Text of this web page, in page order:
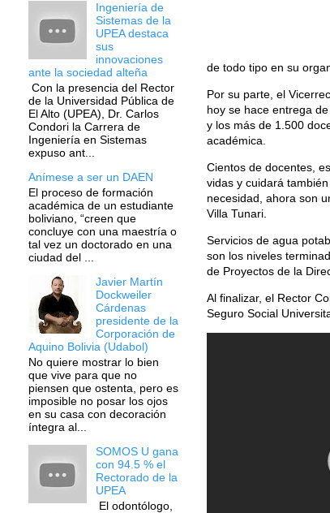
de todo tipo en su
Por su parte, el
hoy se hace entrega
y los más de 1.500
académica.
Cientos de docentes,
vidas y cuidará
necesidad, ahora son
Villa Tunari.
Servicios de agua
son los niveles
de Proyectos de la
Al finalizar, el Rector
Seguro Social
Ingeniería de
Sistemas de la
UPEA destaca
sus
innovaciones
ante la sociedad alteña
Con la presencia del Rector
de la Universidad Pública de
El Alto (UPEA), Dr. Carlos
Condori la Carrera de
Ingeniería en Sistemas
expuso ant...
Anímese a ser un DAEN
El proceso de formación
académica de un estudiante
boliviano, “creen que
concluye con una maestría o
tal vez un doctorado en una
ciudad del ...
Javier Martín
Dockweiler
Cárdenas
presidente de la
Corporación de
Aquino Bolivia (Udabol)
No quiere mostrar lo bien
que vive para que no
piensen que ostenta, pero es
imposible no posar los ojos
en su casa con decoración
íntegra al...
SOMOS U gana
con 94.5 % el
Rectorado de la
UPEA
El odontólogo,